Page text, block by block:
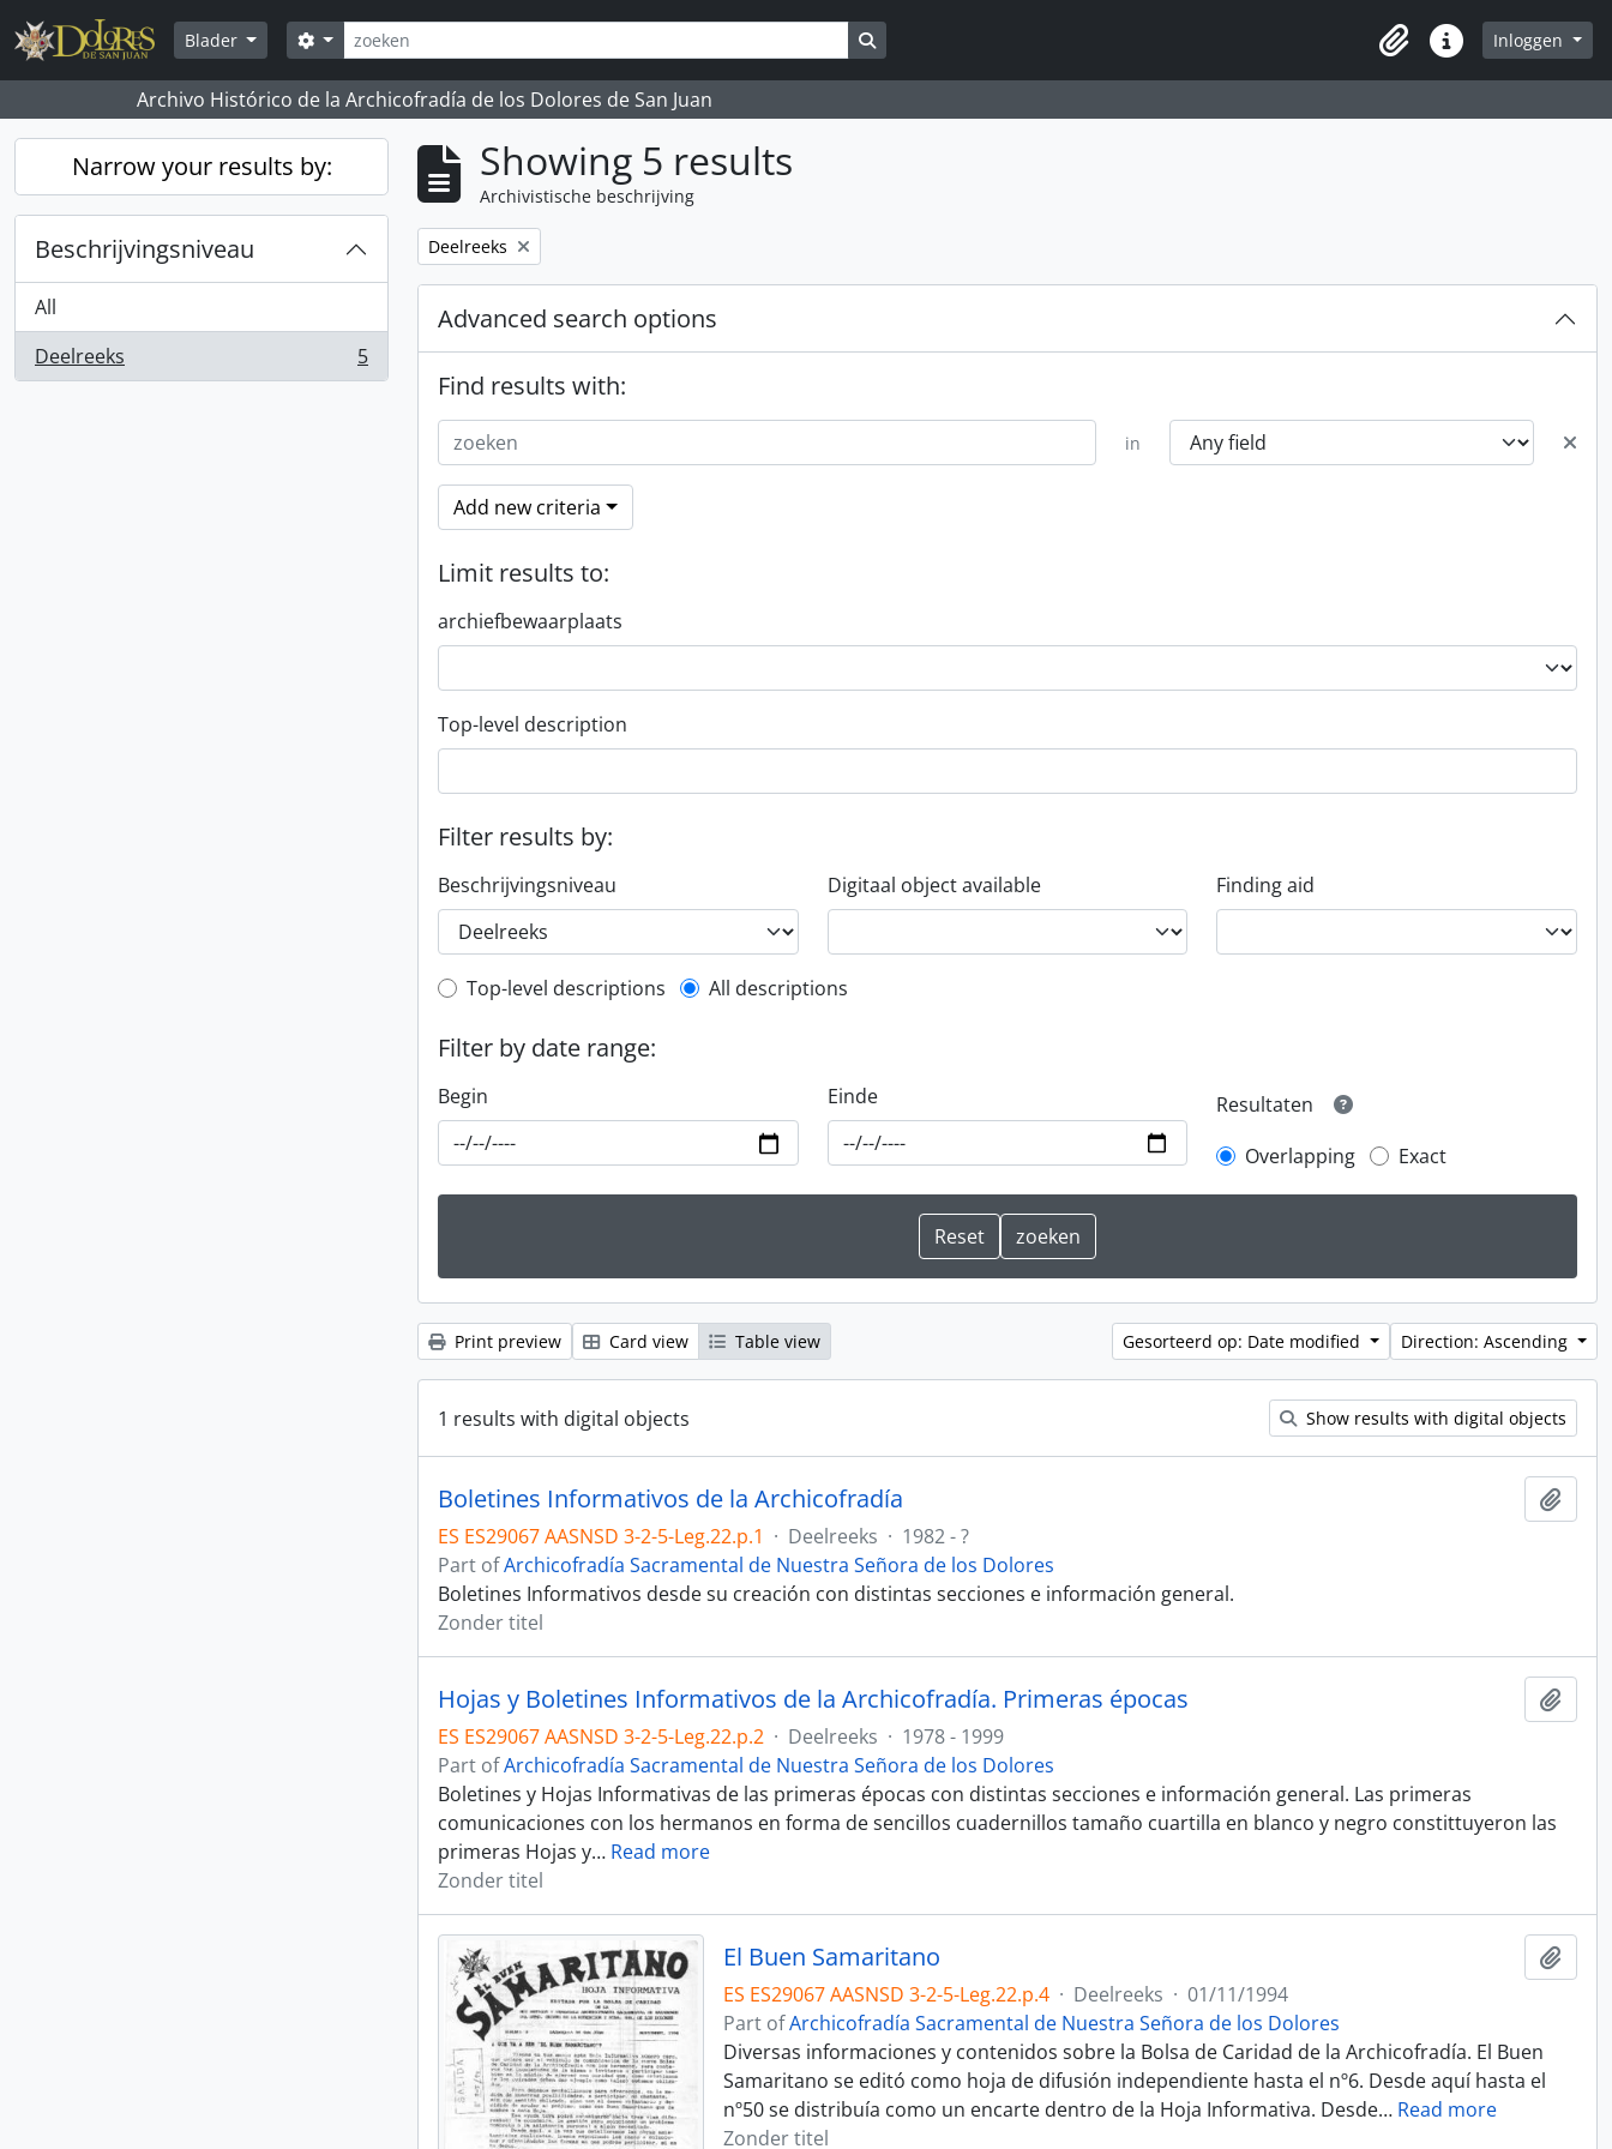
Skip to main content
Blader
zoeken
Search options Search in browse page
ClipboardQuick linksInloggen
Archivo Histórico de la Archicofradía de los Dolores de San Juan
Narrow your results by:
Beschrijvingsniveau
All
Deelreeks
, 5 results 5
Showing 5 results
Archivistische beschrijving
Remove filter:
Deelreeks
Advanced search options
Find results with:
in
Add new criteria
Limit results to:
archiefbewaarplaats
Top-level description
Filter results by:
Beschrijvingsniveau Digitaal object available Finding aid
Top-level description filter
Top-level descriptions All descriptions
Filter by date range:
Begin Einde
Resultaten
Overlapping
Exact
Print preview Card view Table view Gesorteerd op: Date modified Direction: Ascending
1 results with digital objects Show results with digital objects
Boletines Informativos de la Archicofradía
ES ES29067 AASNSD 3-2-5-Leg.22.p.1 · Deelreeks · 1982 - ?
Part ofArchicofradía Sacramental de Nuestra Señora de los Dolores
Boletines Informativos desde su creación con distintas secciones e información general.
Zonder titel
Hojas y Boletines Informativos de la Archicofradía. Primeras épocas
ES ES29067 AASNSD 3-2-5-Leg.22.p.2 · Deelreeks · 1978 - 1999
Part ofArchicofradía Sacramental de Nuestra Señora de los Dolores
Boletines y Hojas Informativas de las primeras épocas con distintas secciones e información general. Las primeras
comunicaciones con los hermanos en forma de sencillos cuadernillos tamaño cuartilla en blanco y negro constittuyeron las
primeras Hojas y… Read more
Zonder titel
El Buen Samaritano
ES ES29067 AASNSD 3-2-5-Leg.22.p.4 · Deelreeks · 01/11/1994
Part ofArchicofradía Sacramental de Nuestra Señora de los Dolores
Diversas informaciones y contenidos sobre la Bolsa de Caridad de la Archicofradía. El Buen
Samaritano se editó como hoja de difusión independiente hasta el nº6. Desde aquí hasta el
nº50 se distribuía como un encarte dentro de la Hoja Informativa. Desde… Read more
Zonder titel